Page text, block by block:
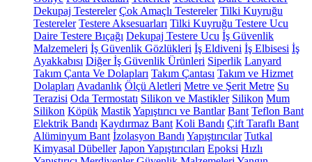
Dekupaj Testereler Çok Amaçlı Testereler Tilki Kuyruğu
Testereler Testere Aksesuarları Tilki Kuyruğu Testere Ucu
Daire Testere Bıçağı Dekupaj Testere Ucu İş Güvenlik
Malzemeleri İş Güvenlik Gözlükleri İş Eldiveni İş Elbisesi İş
Ayakkabısı Diğer İş Güvenlik Ürünleri Siperlik Lanyard
Takım Çanta Ve Dolapları Takım Çantası Takım ve Hizmet
Dolapları Avadanlık Ölçü Aletleri Metre ve Şerit Metre Su
Terazisi Oda Termostatı Silikon ve Mastikler Silikon Mum
Silikon Köpük MastikYapıştırıcı ve Bantlar Bant Teflon Bant
Elektrik Bandı Kaydırmaz Bant Koli Bandı Çift Taraflı Bant
Alüminyum Bant İzolasyon Bandı Yapıştırıcılar Tutkal
Kimyasal Dübeller Japon Yapıştırıcıları Epoksi Hızlı